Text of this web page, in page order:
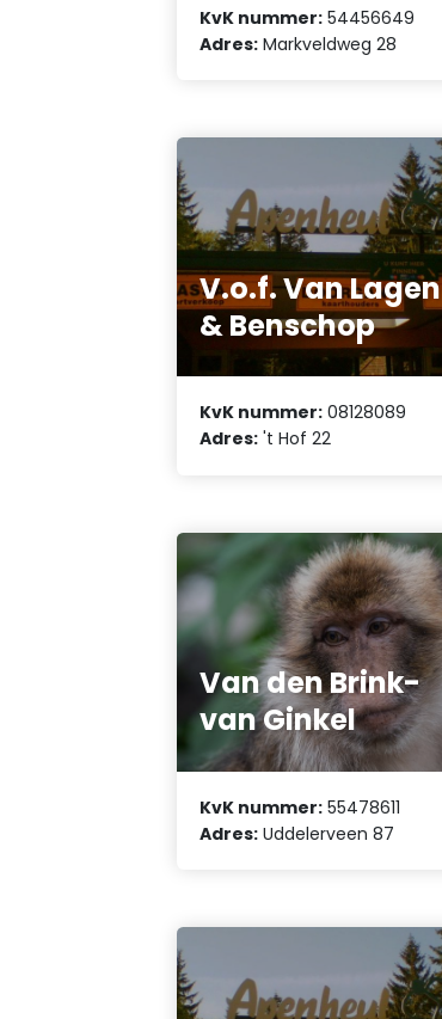
KvK nummer: 54456649
Adres: Markveldweg 28
V.o.f. Van Lagen
& Benschop
KvK nummer: 08128089
Adres: 't Hof 22
Van den Brink-
van Ginkel
KvK nummer: 55478611
Adres: Uddelerveen 87